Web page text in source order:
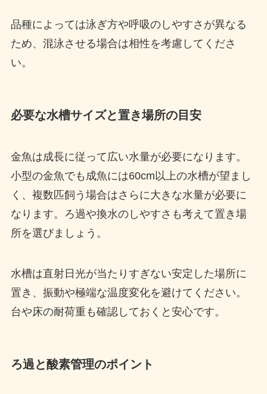
品種によっては泳ぎ方や呼吸のしやすさが異なる
ため、混泳させる場合は相性を考慮してくださ
い。
必要な水槽サイズと置き場所の目安
金魚は成長に従って広い水量が必要になります。
小型の金魚でも成魚には60cm以上の水槽が望まし
く、複数匹飼う場合はさらに大きな水量が必要に
なります。ろ過や換水のしやすさも考えて置き場
所を選びましょう。
水槽は直射日光が当たりすぎない安定した場所に
置き、振動や極端な温度変化を避けてください。
台や床の耐荷重も確認しておくと安心です。
ろ過と酸素管理のポイント